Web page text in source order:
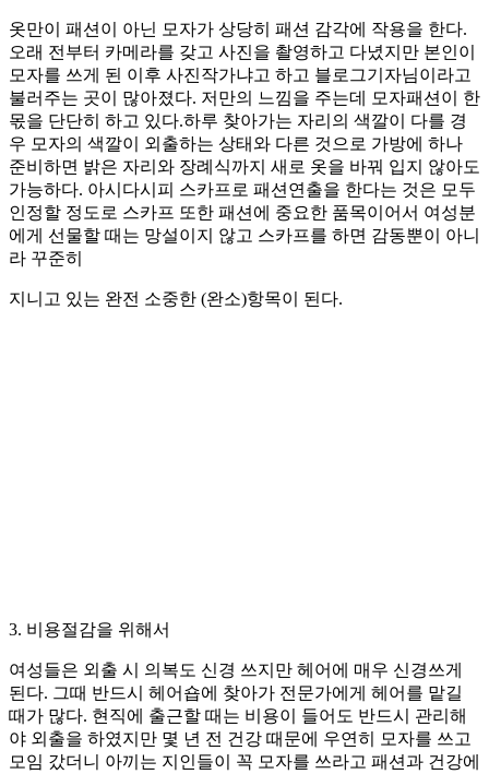
옷만이 패션이 아닌 모자가 상당히 패션 감각에 작용을 한다.
오래 전부터 카메라를 갖고 사진을 촬영하고 다녔지만 본인이
모자를 쓰게 된 이후 사진작가냐고 하고 블로그기자님이라고
불러주는 곳이 많아졌다. 저만의 느낌을 주는데 모자패션이 한
몫을 단단히 하고 있다.하루 찾아가는 자리의 색깔이 다를 경
우 모자의 색깔이 외출하는 상태와 다른 것으로 가방에 하나
준비하면 밝은 자리와 장례식까지 새로 옷을 바꿔 입지 않아도
가능하다. 아시다시피 스카프로 패션연출을 한다는 것은 모두
인정할 정도로 스카프 또한 패션에 중요한 품목이어서 여성분
에게 선물할 때는 망설이지 않고 스카프를 하면 감동뿐이 아니
라 꾸준히
지니고 있는 완전 소중한 (완소)항목이 된다.
3. 비용절감을 위해서
여성들은 외출 시 의복도 신경 쓰지만 헤어에 매우 신경쓰게
된다. 그때 반드시 헤어숍에 찾아가 전문가에게 헤어를 맡길
때가 많다. 현직에 출근할 때는 비용이 들어도 반드시 관리해
야 외출을 하였지만 몇 년 전 건강 때문에 우연히 모자를 쓰고
모임 갔더니 아끼는 지인들이 꼭 모자를 쓰라고 패션과 건강에